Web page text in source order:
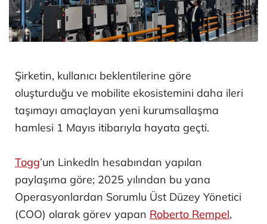
Şirketin, kullanıcı beklentilerine göre
oluşturduğu ve mobilite ekosistemini daha ileri
taşımayı amaçlayan yeni kurumsallaşma
hamlesi 1 Mayıs itibarıyla hayata geçti.
Togg’un Linkedln hesabından yapılan
paylaşıma göre; 2025 yılından bu yana
Operasyonlardan Sorumlu Üst Düzey Yönetici
(COO) olarak görev yapan Roberto Rempel,